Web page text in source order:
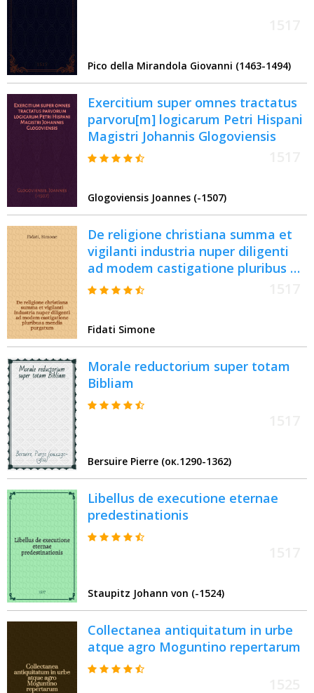
Pico della Mirandola Giovanni (1463-1494)
Exercitium super omnes tractatus
parvoru[m] logicarum Petri Hispani
Magistri Johannis Glogoviensis
Glogoviensis Joannes (-1507)
De religione christiana summa et
vigilanti industria nuper diligenti
ad modem castigatione pluribus a
mendis purgatum
Fidati Simone
Morale reductorium super totam
Bibliam
Bersuire Pierre (ок.1290-1362)
Libellus de executione eternae
predestinationis
Staupitz Johann von (-1524)
Collectanea antiquitatum in urbe
atque agro Moguntino repertarum